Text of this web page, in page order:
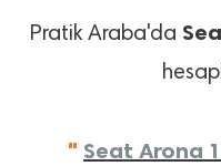
Pratik Araba'da
" Seat Arona